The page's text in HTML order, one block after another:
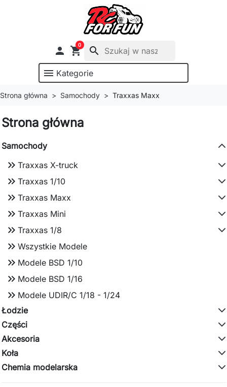
 shopping_cart
0
search
menu Kategorie
Strona główna Samochody Traxxas Maxx
Strona główna
Samochody
keyboard_double_arrow_right Traxxas X-truck
keyboard_double_arrow_right Traxxas 1/10
keyboard_double_arrow_right Traxxas Maxx
keyboard_double_arrow_right Traxxas Mini
keyboard_double_arrow_right Traxxas 1/8
keyboard_double_arrow_right Wszystkie Modele
keyboard_double_arrow_right Modele BSD 1/10
keyboard_double_arrow_right Modele BSD 1/16
keyboard_double_arrow_right Modele UDIR/C 1/18 - 1/24
Łodzie
Części
Akcesoria
Koła
Chemia modelarska